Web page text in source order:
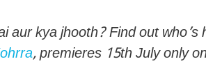
aur kya jhooth? Find out
, premieres 15th July only